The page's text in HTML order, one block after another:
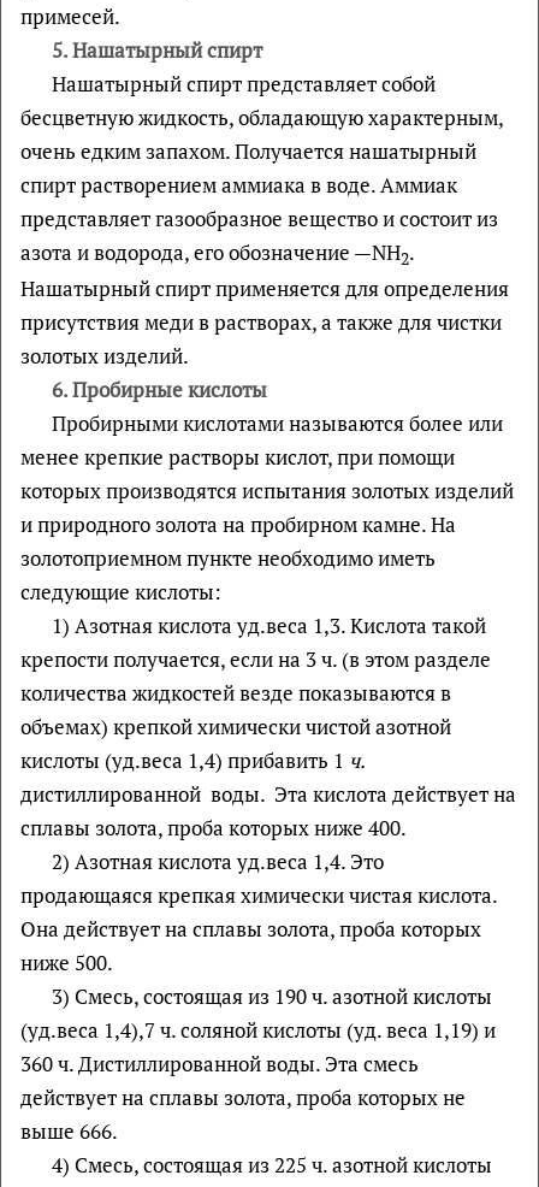
примесей.
5.Нашатырный спирт
Нашатырный спирт представляет собой
бесцветную жидкость, обладающую характерным,
очень едким запахом. Получается нашатырный
спирт растворением аммиака в воде. Аммиак
представляет газообразное вещество и состоит из
азота и водорода, его обозначение —NH2.
Нашатырный спирт применяется для определения
присутствия меди в растворах, а также для чистки
золотых изделий.
6.Пробирные кислоты
Пробирными кислотами называются более или
менее крепкие растворы кислот, при помощи
которых производятся испытания золотых изделий
и природного золота на пробирном камне. На
золотоприемном пункте необходимо иметь
следующие кислоты:
1) Азотная кислота уд.веса 1,3. Кислота такой
крепости получается, если на 3 ч. (в этом разделе
количества жидкостей везде показываются в
объемах) крепкой химически чистой азотной
кислоты (уд.веса 1,4) прибавить 1 ч.
дистиллированной воды. Эта кислота действует на
сплавы золота, проба которых ниже 400.
2) Азотная кислота уд.веса 1,4. Это
продающаяся крепкая химически чистая кислота.
Она действует на сплавы золота, проба которых
ниже 500.
3) Смесь, состоящая из 190 ч. азотной кислоты
(уд.веса 1,4),7 ч. соляной кислоты (уд. веса 1,19) и
360 ч. Дистиллированной воды. Эта смесь
действует на сплавы золота, проба которых не
выше 666.
4) Смесь, состоящая из 225 ч. азотной кислоты